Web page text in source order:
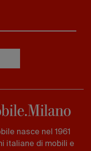
nasce nel 1961
italiane di mobili e